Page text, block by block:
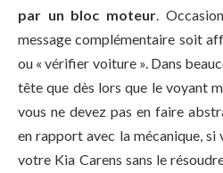
par un bloc moteur .
message complémentaire soit
ou « vérifier voiture ». Dans
tête que dès lors que le voyant
vous ne devez pas en faire
en rapport avec la mécanique,
votre Kia Carens sans le